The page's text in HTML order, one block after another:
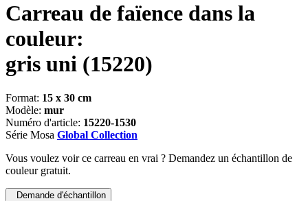
Carreau de faïence dans la
couleur:
gris uni (15220)
Format: 15 x 30 cm
Modèle: mur
Numéro d'article: 15220-1530
Série Mosa Global Collection
Vous voulez voir ce carreau en vrai ? Demandez un échantillon de
couleur gratuit.
Demande d'échantillon